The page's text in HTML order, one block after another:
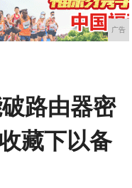
广告
路由器密
藏下以备